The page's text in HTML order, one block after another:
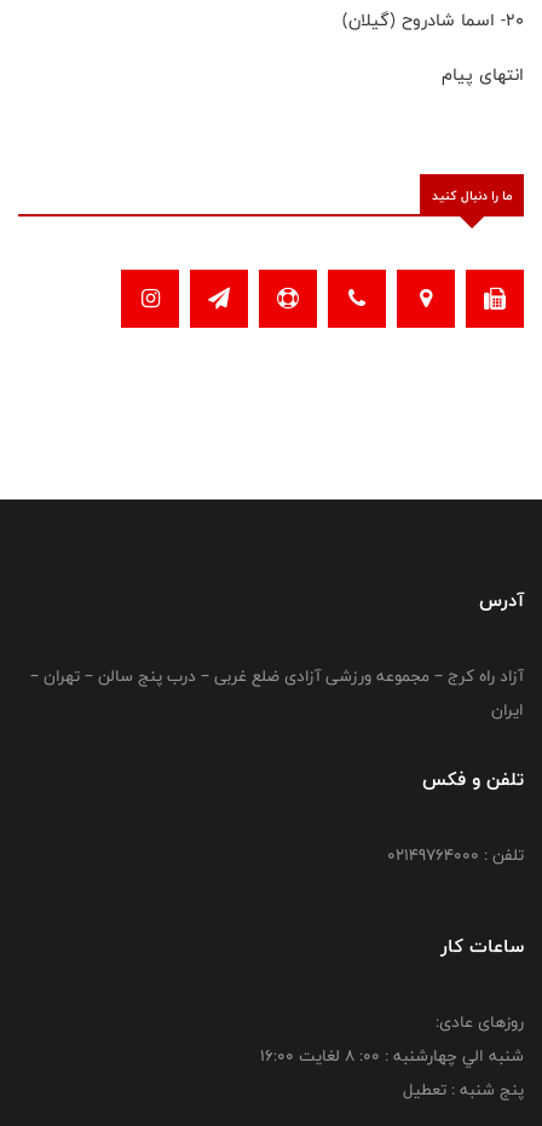
۲۰- اسما شادروح (گیلان)
انتهای پیام
ما را دنبال کنید
آدرس
آزاد راه کرج – مجموعه ورزشی آزادی ضلع غربی – درب پنج سالن – تهران –
ایران
تلفن و فکس
تلفن : 02149764000
ساعات کار
روزهای عادی:
شنبه الي چهارشنبه : 00: 8 لغايت 16:00
پنج شنبه : تعطیل